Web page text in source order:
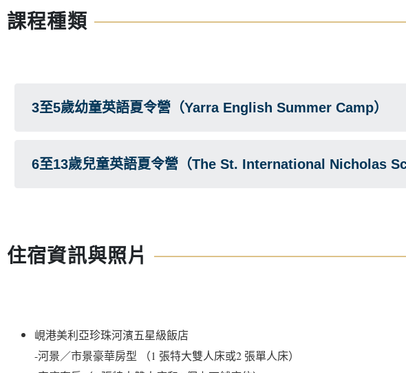
課程種類
3至5歲幼童英語夏令營（Yarra English Summer Camp）
6至13歲兒童英語夏令營（The St. International Nicholas
住宿資訊與照片
峴港美利亞珍珠河濱五星級飯店
-河景／市景豪華房型 （1 張特大雙人床或2 張單人床）